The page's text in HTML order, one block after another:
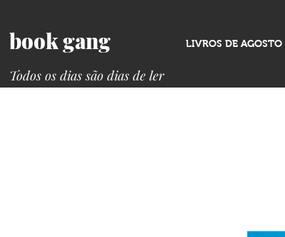
LIVROS DE AGOSTO
book gang
Todos os dias são dias de ler